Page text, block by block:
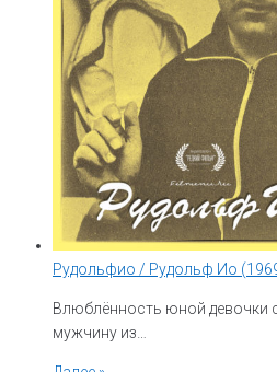
Рудольфио / Рудольф Ио
Влюблённость юной девочки
мужчину из…